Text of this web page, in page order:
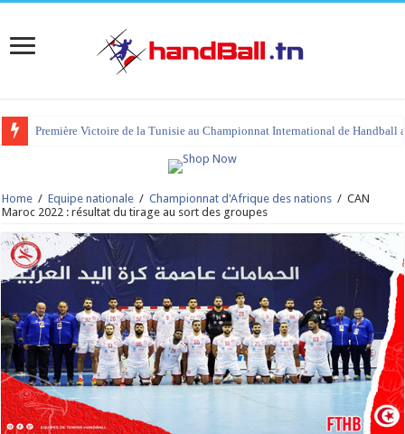
Première Victoire de la Tunisie au Championnat International de Handball
Home / Equipe nationale / Championnat d'Afrique des nations / CAN
Maroc 2022 : résultat du tirage au sort des groupes